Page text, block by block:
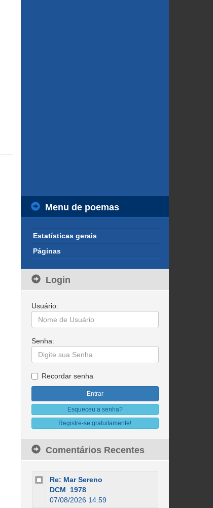
Menu de poemas
Estatísticas gerais
Páginas
Login
Usuário:
Senha:
Recordar senha
Esqueceu a senha?
Registre-se gratuitamente!
Comentários Recentes
Re: Mar Sereno
DCM_1978
07/08/2026 14:59